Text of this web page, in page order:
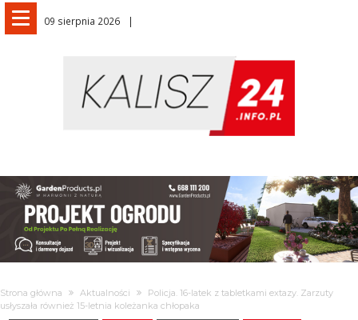
09 sierpnia 2026
Strona główna Aktualności
Policja. 16-latek z tabletkami extazy. Zarzuty
usłyszała również 15-letnia koleżanka chłopaka